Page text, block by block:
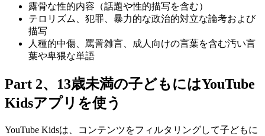
露骨な性的内容（話題や性的描写を含む）
テロリズム、犯罪、暴力的な政治的対立な論考および
描写
人種的中傷、罵詈雑言、成人向けの言葉を含む汚い言
葉や卑猥な単語
Part 2、13歳未満の子どもにはYouTube
Kidsアプリを使う
YouTube Kidsは、コンテンツをフィルタリングして子どもに